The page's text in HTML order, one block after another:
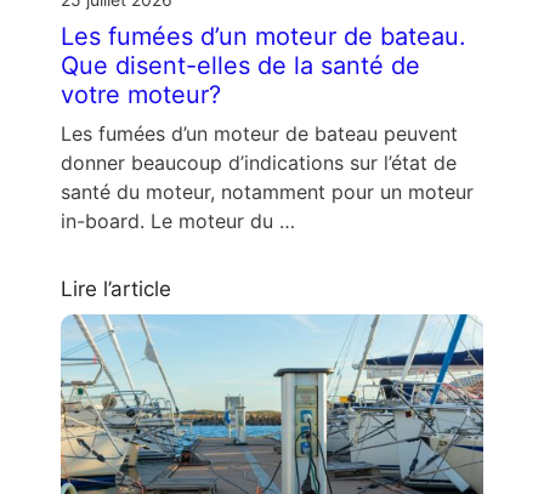
Les fumées d’un moteur de bateau.
Que disent-elles de la santé de
votre moteur?
Les fumées d’un moteur de bateau peuvent
donner beaucoup d’indications sur l’état de
santé du moteur, notamment pour un moteur
in-board. Le moteur du …
Lire l’article